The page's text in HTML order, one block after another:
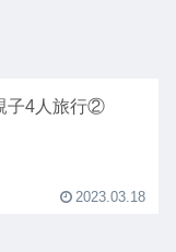
子4人旅行②
2023.03.18